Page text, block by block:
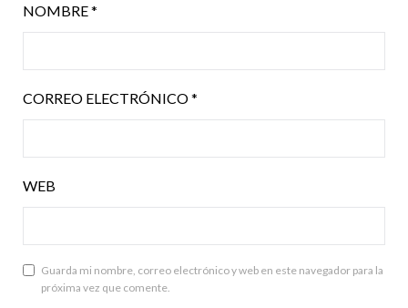
NOMBRE*
CORREO ELECTRÓNICO*
WEB
Guarda mi nombre, correo electrónico y web en este navegador para la
próxima vez que comente.